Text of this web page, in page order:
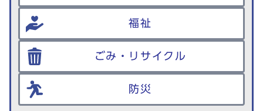
福祉
ごみ・リサイクル
防災